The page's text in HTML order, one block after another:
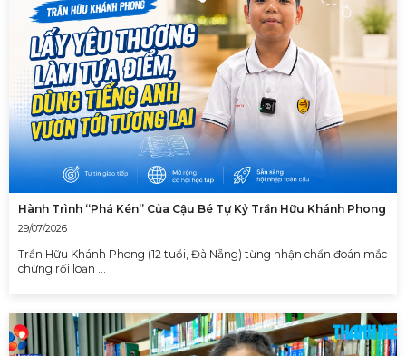
Hành Trình “Phá Kén” Của Cậu Bé Tự Kỷ Trần Hữu Khánh Phong
29/07/2026
Trần Hữu Khánh Phong (12 tuổi, Đà Nẵng) từng nhận chẩn đoán mắc
chứng rối loạn …